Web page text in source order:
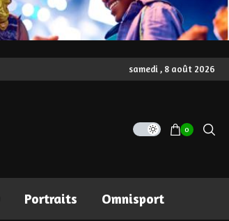
samedi , 8 août 2026
0
Portraits Omnisport